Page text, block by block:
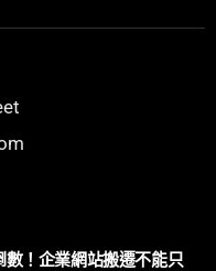
數！企業網站搬遷不能只